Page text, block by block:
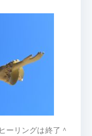
ーリングは終了＾